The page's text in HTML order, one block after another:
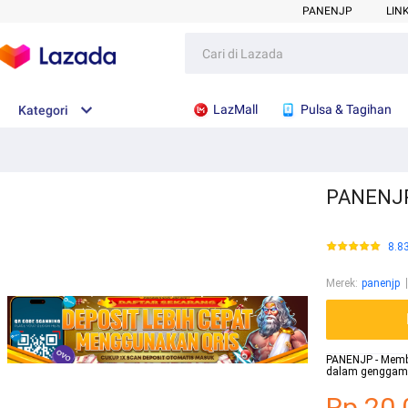
PANENJP
Kategori LazMall Pulsa & Tagihan
Merek: panenjp
PANENJP -
dalam